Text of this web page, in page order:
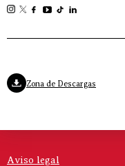
Zona de Descargas
Aviso legal